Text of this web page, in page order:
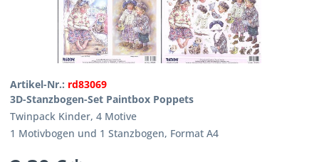
Artikel-Nr.: rd83069
3D-Stanzbogen-Set Paintbox Poppets
Twinpack Kinder, 4 Motive
1 Motivbogen und 1 Stanzbogen, Format A4